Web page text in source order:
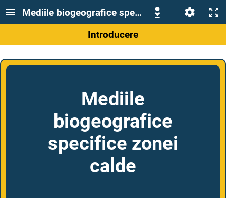
Mediile biogeografice specifice zonei calde
Introducere
Mediile
biogeografice
specifice zonei
calde